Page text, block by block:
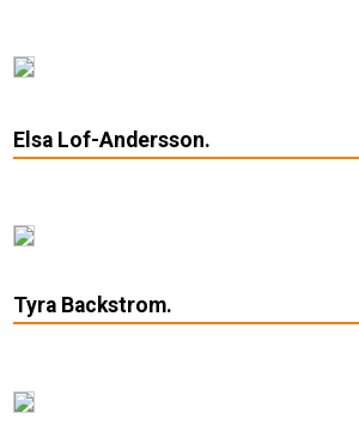
Elsa Lof-Andersson.
Tyra Backstrom.